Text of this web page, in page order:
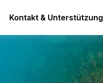
Kontakt & Unterstützung